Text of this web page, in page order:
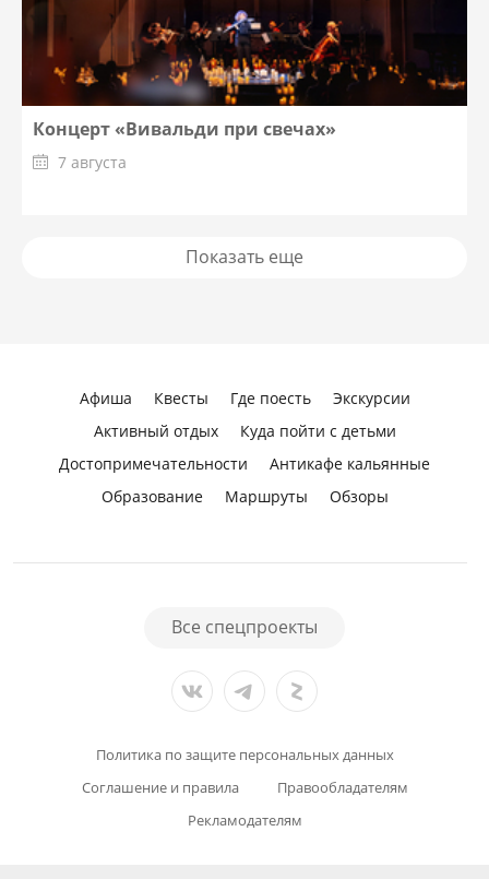
Концерт «Вивальди при свечах»
7 августа
Показать еще
Афиша Квесты Где поесть
Экскурсии
Активный отдых
Куда пойти с детьми
Достопримечательности
Антикафе кальянные
Образование
Маршруты Обзоры
Все спецпроекты
Политика по защите персональных данных
Соглашение и правила
Правообладателям
Рекламодателям